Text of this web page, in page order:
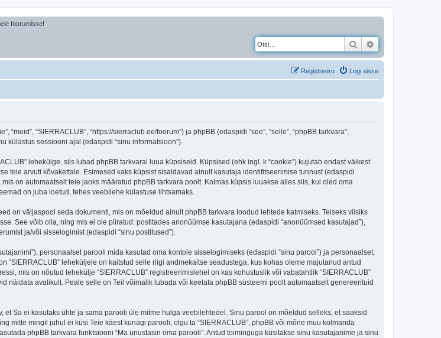
foorumisse!
Otsi
Logi sisse
Registreeru
“SIERRACLUB”, “https://sierraclub.ee/foorum”) ja phpBB (edaspidi “see”, “selle”, “phpBB tarkvara”,
külastus sessiooni ajal (edaspidi “sinu informatsioon”).
lehekülge, siis lubad phpBB tarkvaral luua küpsiseid. Küpsised (ehk ingl. k “cookie”) kujutab endast väikest
teie arvuti kõvakettale. Esimesed kaks küpsist sisaldavad ainult kasutaja identifitseerimise tunnust (edaspidi
on automaatselt teie jaoks määratud phpBB tarkvara poolt. Kolmas küpsis luuakse alles siis, kui oled oma
on juba loetud, tehes veebilehe külastuse lihtsamaks.
on väljaspool seda dokumenti, mis on mõeldud ainult phpBB tarkvara loodud lehtede katmiseks. Teiseks viisiks
See võib olla, ning mis ei ole piiratud: postitades anonüümse kasutajana (edaspidi “anonüümsed kasutajad”),
ja/või sisselogimist (edaspidi “sinu postitused”).
personaalset parooli mida kasutad oma kontole sisselogimiseks (edaspidi “sinu parool”) ja personaalset,
“SIERRACLUB” leheküljele on kaitstud selle riigi andmekaitse seadustega, kus kohas oleme majutanud antud
mis on nõutud lehekülje “SIERRACLUB” registreerimislehel on kas kohustuslik või vabatahtlik “SIERRACLUB”
avalikult. Peale selle on Teil võimalik lubada või keelata phpBB süsteemi poolt automaatselt genereerituid
Sa ei kasutaks ühte ja sama parooli üle mitme hulga veebilehtedel. Sinu parool on mõeldud selleks, et saaksid
mitte mingil juhul ei küsi Teie käest kunagi parooli, olgu ta “SIERRACLUB”, phpBB või mõne muu kolmanda
phpBB tarkvara funktsiooni “Ma unustasin oma parooli”. Antud toiminguga küsitakse sinu kasutajanime ja sinu